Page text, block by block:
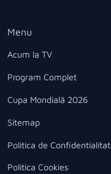
Menu
Acum la TV
Program Complet
Cupa Mondială 2026
Sitemap
Politica de
Politica Cookies